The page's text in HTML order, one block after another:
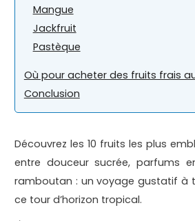
Mangue
Jackfruit
Pastèque
Où pour acheter des fruits frais
Conclusion
Découvrez les 10 fruits les plus
entre douceur sucrée, parfums
ramboutan : un voyage gustatif à
ce tour d’horizon tropical.